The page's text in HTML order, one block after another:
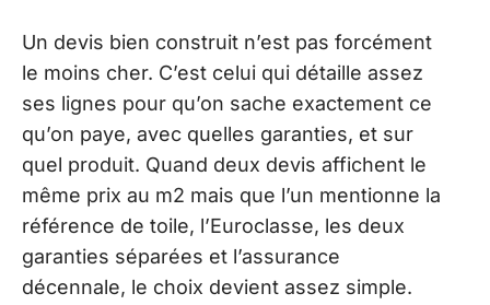
Un devis bien construit n’est pas forcément
le moins cher. C’est celui qui détaille assez
ses lignes pour qu’on sache exactement ce
qu’on paye, avec quelles garanties, et sur
quel produit. Quand deux devis affichent le
même prix au m2 mais que l’un mentionne la
référence de toile, l’Euroclasse, les deux
garanties séparées et l’assurance
décennale, le choix devient assez simple.